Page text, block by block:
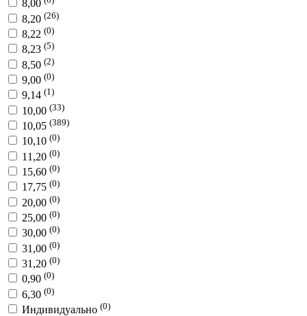
8,00
8,20 (26)
8,22 (0)
8,23 (5)
8,50 (2)
9,00 (0)
9,14 (1)
10,00 (33)
10,05 (389)
10,10 (0)
11,20 (0)
15,60 (0)
17,75 (0)
20,00 (0)
25,00 (0)
30,00 (0)
31,00 (0)
31,20 (0)
0,90 (0)
6,30 (0)
Индивидуально (0)